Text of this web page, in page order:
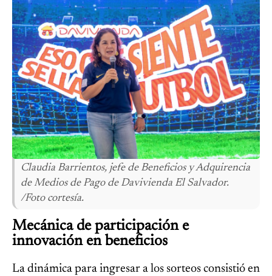
Claudia Barrientos, jefe de Beneficios y Adquirencia
de Medios de Pago de Davivienda El Salvador.
/Foto cortesía.
Mecánica de participación e
innovación en beneficios
La dinámica para ingresar a los sorteos consistió en